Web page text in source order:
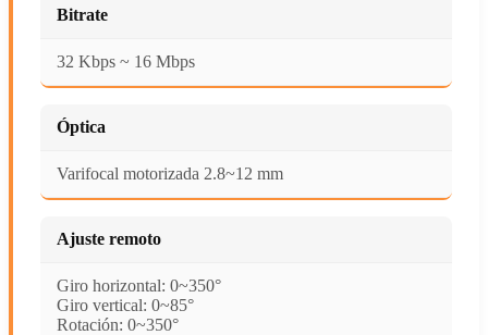
Bitrate
32 Kbps ~ 16 Mbps
Óptica
Varifocal motorizada 2.8~12 mm
Ajuste remoto
Giro horizontal: 0~350°
Giro vertical: 0~85°
Rotación: 0~350°